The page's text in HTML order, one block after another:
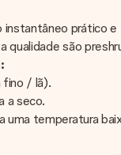
prático
qualidade são
fino / lã).
a seco.
uma temperatura